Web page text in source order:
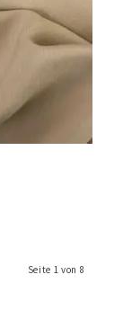
Seite 1 von 8